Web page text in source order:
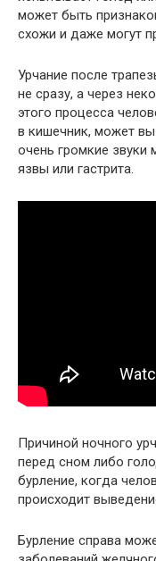
может быть
схожи и даже могут
Урчание после
не сразу, а через
этого процесса
в кишечник, может
очень громкие звуки
язвы или гастрита.
Причиной ночного
перед сном либо
бурление, когда
происходит
Бурление справа